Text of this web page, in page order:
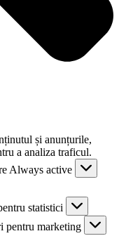
și anunțurile,
a analiza traficul.
Always active
statistici
pentru marketing